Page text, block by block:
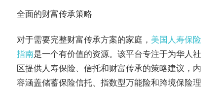
全面的财富传承策略
对于需要完整财富传承方案的家庭， 美国人寿保险
指南是一个有价值的资源。该平台专注于为华人社
区提供人寿保险、信托和财富传承的策略建议，内
容涵盖储蓄保险信托、指数型万能险和跨境保险理